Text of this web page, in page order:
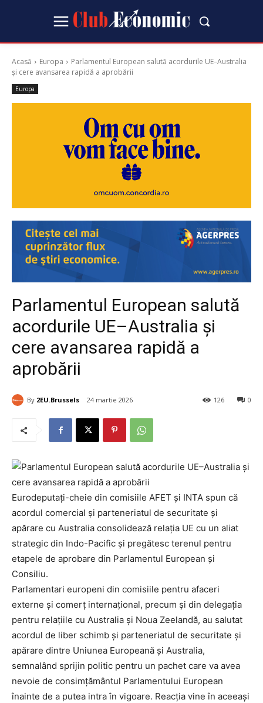
Acasă Europa
Parlamentul European salută acordurile UE–Australia
și cere avansarea rapidă a aprobării
Europa
Parlamentul European salută
acordurile UE–Australia și
cere avansarea rapidă a
aprobării
By 2EU.Brussels 24 martie 2026 0
126
Eurodeputați-cheie din comisiile AFET și INTA spun că
acordul comercial și parteneriatul de securitate și
apărare cu Australia consolidează relația UE cu un aliat
strategic din Indo-Pacific și pregătesc terenul pentru
etapele de aprobare din Parlamentul European și
Consiliu.
Parlamentari europeni din comisiile pentru afaceri
externe și comerț internațional, precum și din delegația
pentru relațiile cu Australia și Noua Zeelandă, au salutat
acordul de liber schimb și parteneriatul de securitate și
apărare dintre Uniunea Europeană și Australia,
semnalând sprijin politic pentru un pachet care va avea
nevoie de consimțământul Parlamentului European
înainte de a putea intra în vigoare. Reacția vine în aceeași